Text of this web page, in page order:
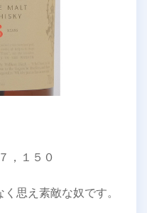
１５０
思え素敵な奴です。